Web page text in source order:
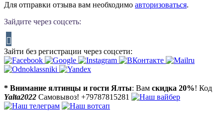
Для отправки отзыва вам необходимо авторизоваться.
Зайдите через соцсеть:
Зайти без регистрации через соцсети:
* Внимание ялтинцы и гости Ялты: Вам скидка 20%! Код
Yalta2022 Самовывоз! +79787815281